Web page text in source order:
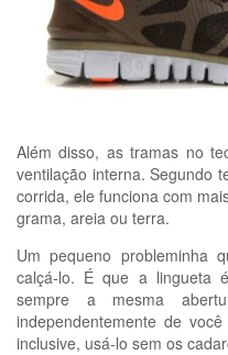
Além disso, as tramas no
ventilação interna. Segundo
corrida, ele funciona com
grama, areia ou terra.
Um pequeno probleminha
calçá-lo. É que a lingueta
sempre a mesma
independentemente de
inclusive, usá-lo sem os